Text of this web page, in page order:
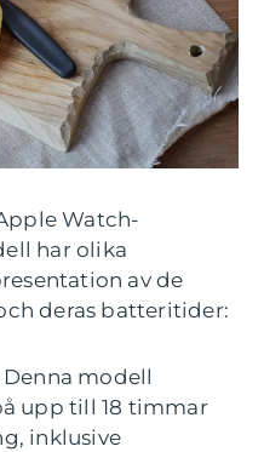
Watch-
har olika
av de
deras batteritider:
Denna modell
upp till 18 timmar
inklusive